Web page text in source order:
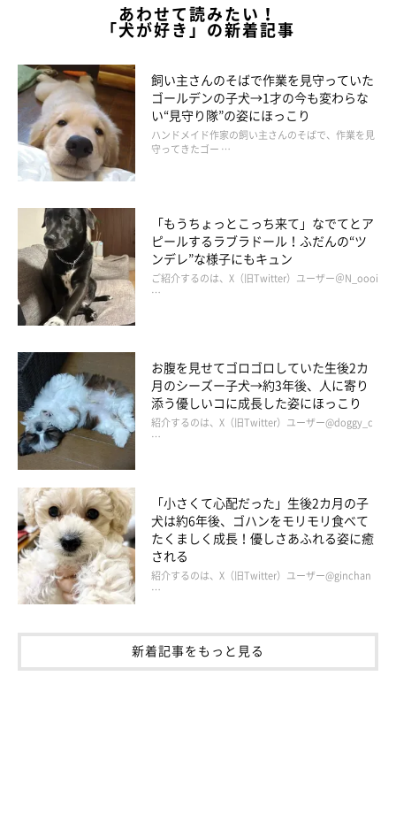
あわせて読みたい！
「犬が好き」の新着記事
飼い主さんのそばで作業を見守っていた
ゴールデンの子犬→1才の今も変わらな
い“見守り隊”の姿にほっこり
ハンドメイド作家の飼い主さんのそばで、作業を見
守ってきたゴー …
「もうちょっとこっち来て」なでてとア
ピールするラブラドール！ふだんの“ツ
ンデレ”な様子にもキュン
ご紹介するのは、X（旧Twitter）ユーザー＠N_oooi
…
お腹を見せてゴロゴロしていた生後2カ
月のシーズー子犬→約3年後、人に寄り
添う優しいコに成長した姿にほっこり
紹介するのは、X（旧Twitter）ユーザー@doggy_c
…
「小さくて心配だった」生後2カ月の子
犬は約6年後、ゴハンをモリモリ食べて
たくましく成長！優しさあふれる姿に癒
される
紹介するのは、X（旧Twitter）ユーザー@ginchan
…
新着記事をもっと見る